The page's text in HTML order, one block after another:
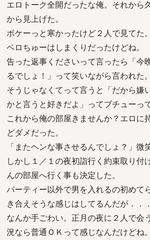
エロトーク全開だったな俺。それから
から見上げた。
ボケーっと寒かったけど２人で見てた。
ベロちゅーはしまくりだったけどね。
告った返事くださいって言ったら「今
るでしょ！」って笑いながら言われた。
そうじゃなくてって言うと「だから嫌
かと言うと好きだよ」ってブチューっ
これから俺の部屋きませんか？エロに
どダメだった。
「またヘンな事させるんでしょ？」微
しかし１／１の夜初詣行く約束取り付
んの部屋へ行く事も決定した。
パーティー以外で男を入れるの初めて
き合えそうな感じはしてるんだが．．．
なんか手ごわい。正月の夜に２人で会
況なら普通ＯＫって感じなんだけどね。